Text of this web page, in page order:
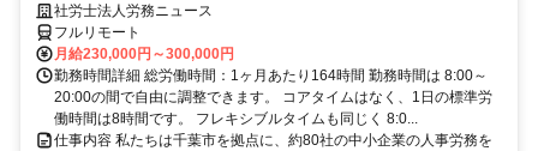
社労士法人労務ニュース
フルリモート
月給230,000円～300,000円
勤務時間詳細 総労働時間：1ヶ月あたり164時間 勤務時間は 8:00～
20:00の間で自由に調整できます。 コアタイムはなく、1日の標準労
働時間は8時間です。 フレキシブルタイムも同じく 8:0...
仕事内容 私たちは千葉市を拠点に、約80社の中小企業の人事労務を